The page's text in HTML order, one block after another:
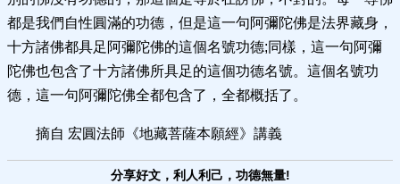
都是我們自性圓滿的功德，但是這一句阿彌陀佛是法界藏身，
十方諸佛都具足阿彌陀佛的這個名號功德;同樣，這一句阿彌
陀佛也包含了十方諸佛所具足的這個功德名號。這個名號功
德，這一句阿彌陀佛全都包含了，全都概括了。
摘自 宏圓法師《地藏菩薩本願經》講義
分享好文，利人利己，功德無量!